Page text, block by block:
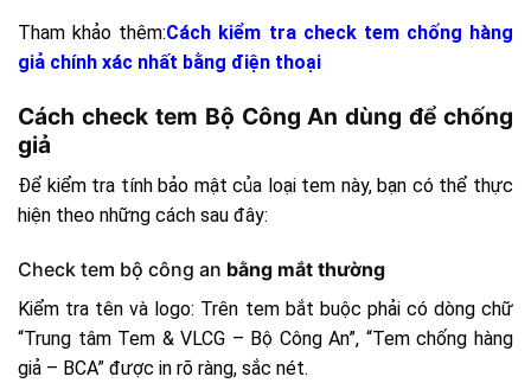
Tham khảo thêm:Cách kiểm tra check tem chống hàng
giả chính xác nhất bằng điện thoại
Cách check tem Bộ Công An dùng để chống
giả
Để kiểm tra tính bảo mật của loại tem này, bạn có thể thực
hiện theo những cách sau đây:
Check tem bộ công an bằng mắt thường
Kiểm tra tên và logo: Trên tem bắt buộc phải có dòng chữ
“Trung tâm Tem & VLCG – Bộ Công An”, “Tem chống hàng
giả – BCA” được in rõ ràng, sắc nét.